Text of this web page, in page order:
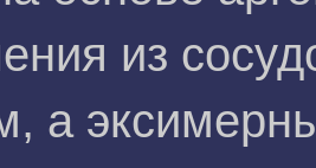
из
а